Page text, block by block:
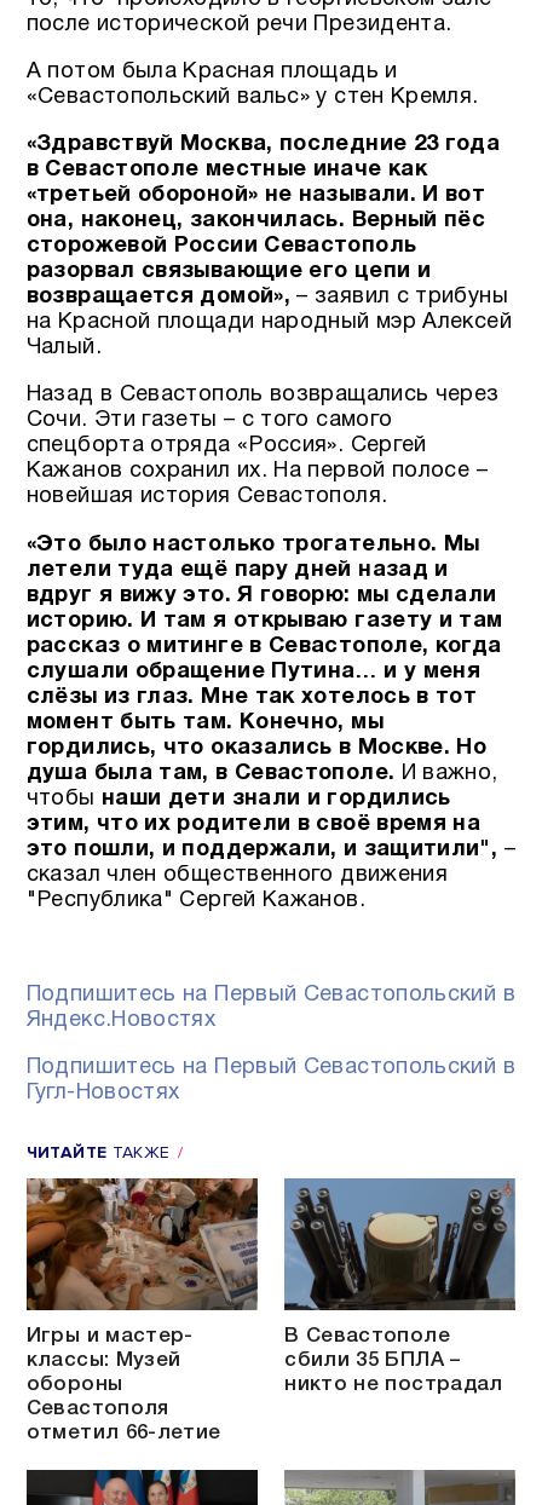
после исторической речи Президента.
А потом была Красная площадь и
«Севастопольский вальс» у стен Кремля.
«Здравствуй Москва, последние 23 года
в Севастополе местные иначе как
«третьей обороной» не называли. И вот
она, наконец, закончилась. Верный пёс
сторожевой России Севастополь
разорвал связывающие его цепи и
возвращается домой»,– заявил с трибуны
на Красной площади народный мэр Алексей
Чалый.
Назад в Севастополь возвращались через
Сочи. Эти газеты – с того самого
спецборта отряда «Россия». Сергей
Кажанов сохранил их. На первой полосе –
новейшая история Севастополя.
«Это было настолько трогательно. Мы
летели туда ещё пару дней назад и
вдруг я вижу это. Я говорю: мы сделали
историю. И там я открываю газету и там
рассказ о митинге в Севастополе, когда
слушали обращение Путина… и у меня
слёзы из глаз. Мне так хотелось в тот
момент быть там. Конечно, мы
гордились, что оказались в Москве. Но
душа была там, в Севастополе. И важно,
чтобы наши дети знали и гордились
этим, что их родители в своё время на
это пошли, и поддержали, и защитили", –
сказал член общественного движения
"Республика" Сергей Кажанов.
Подпишитесь на Первый Севастопольский в
Яндекс.Новостях
Подпишитесь на Первый Севастопольский в
Гугл-Новостях
ЧИТАЙТЕ ТАКЖЕ
Игры и мастер-
классы: Музей
обороны
Севастополя
отметил 66-летие
В Севастополе
сбили 35 БПЛА –
никто не пострадал